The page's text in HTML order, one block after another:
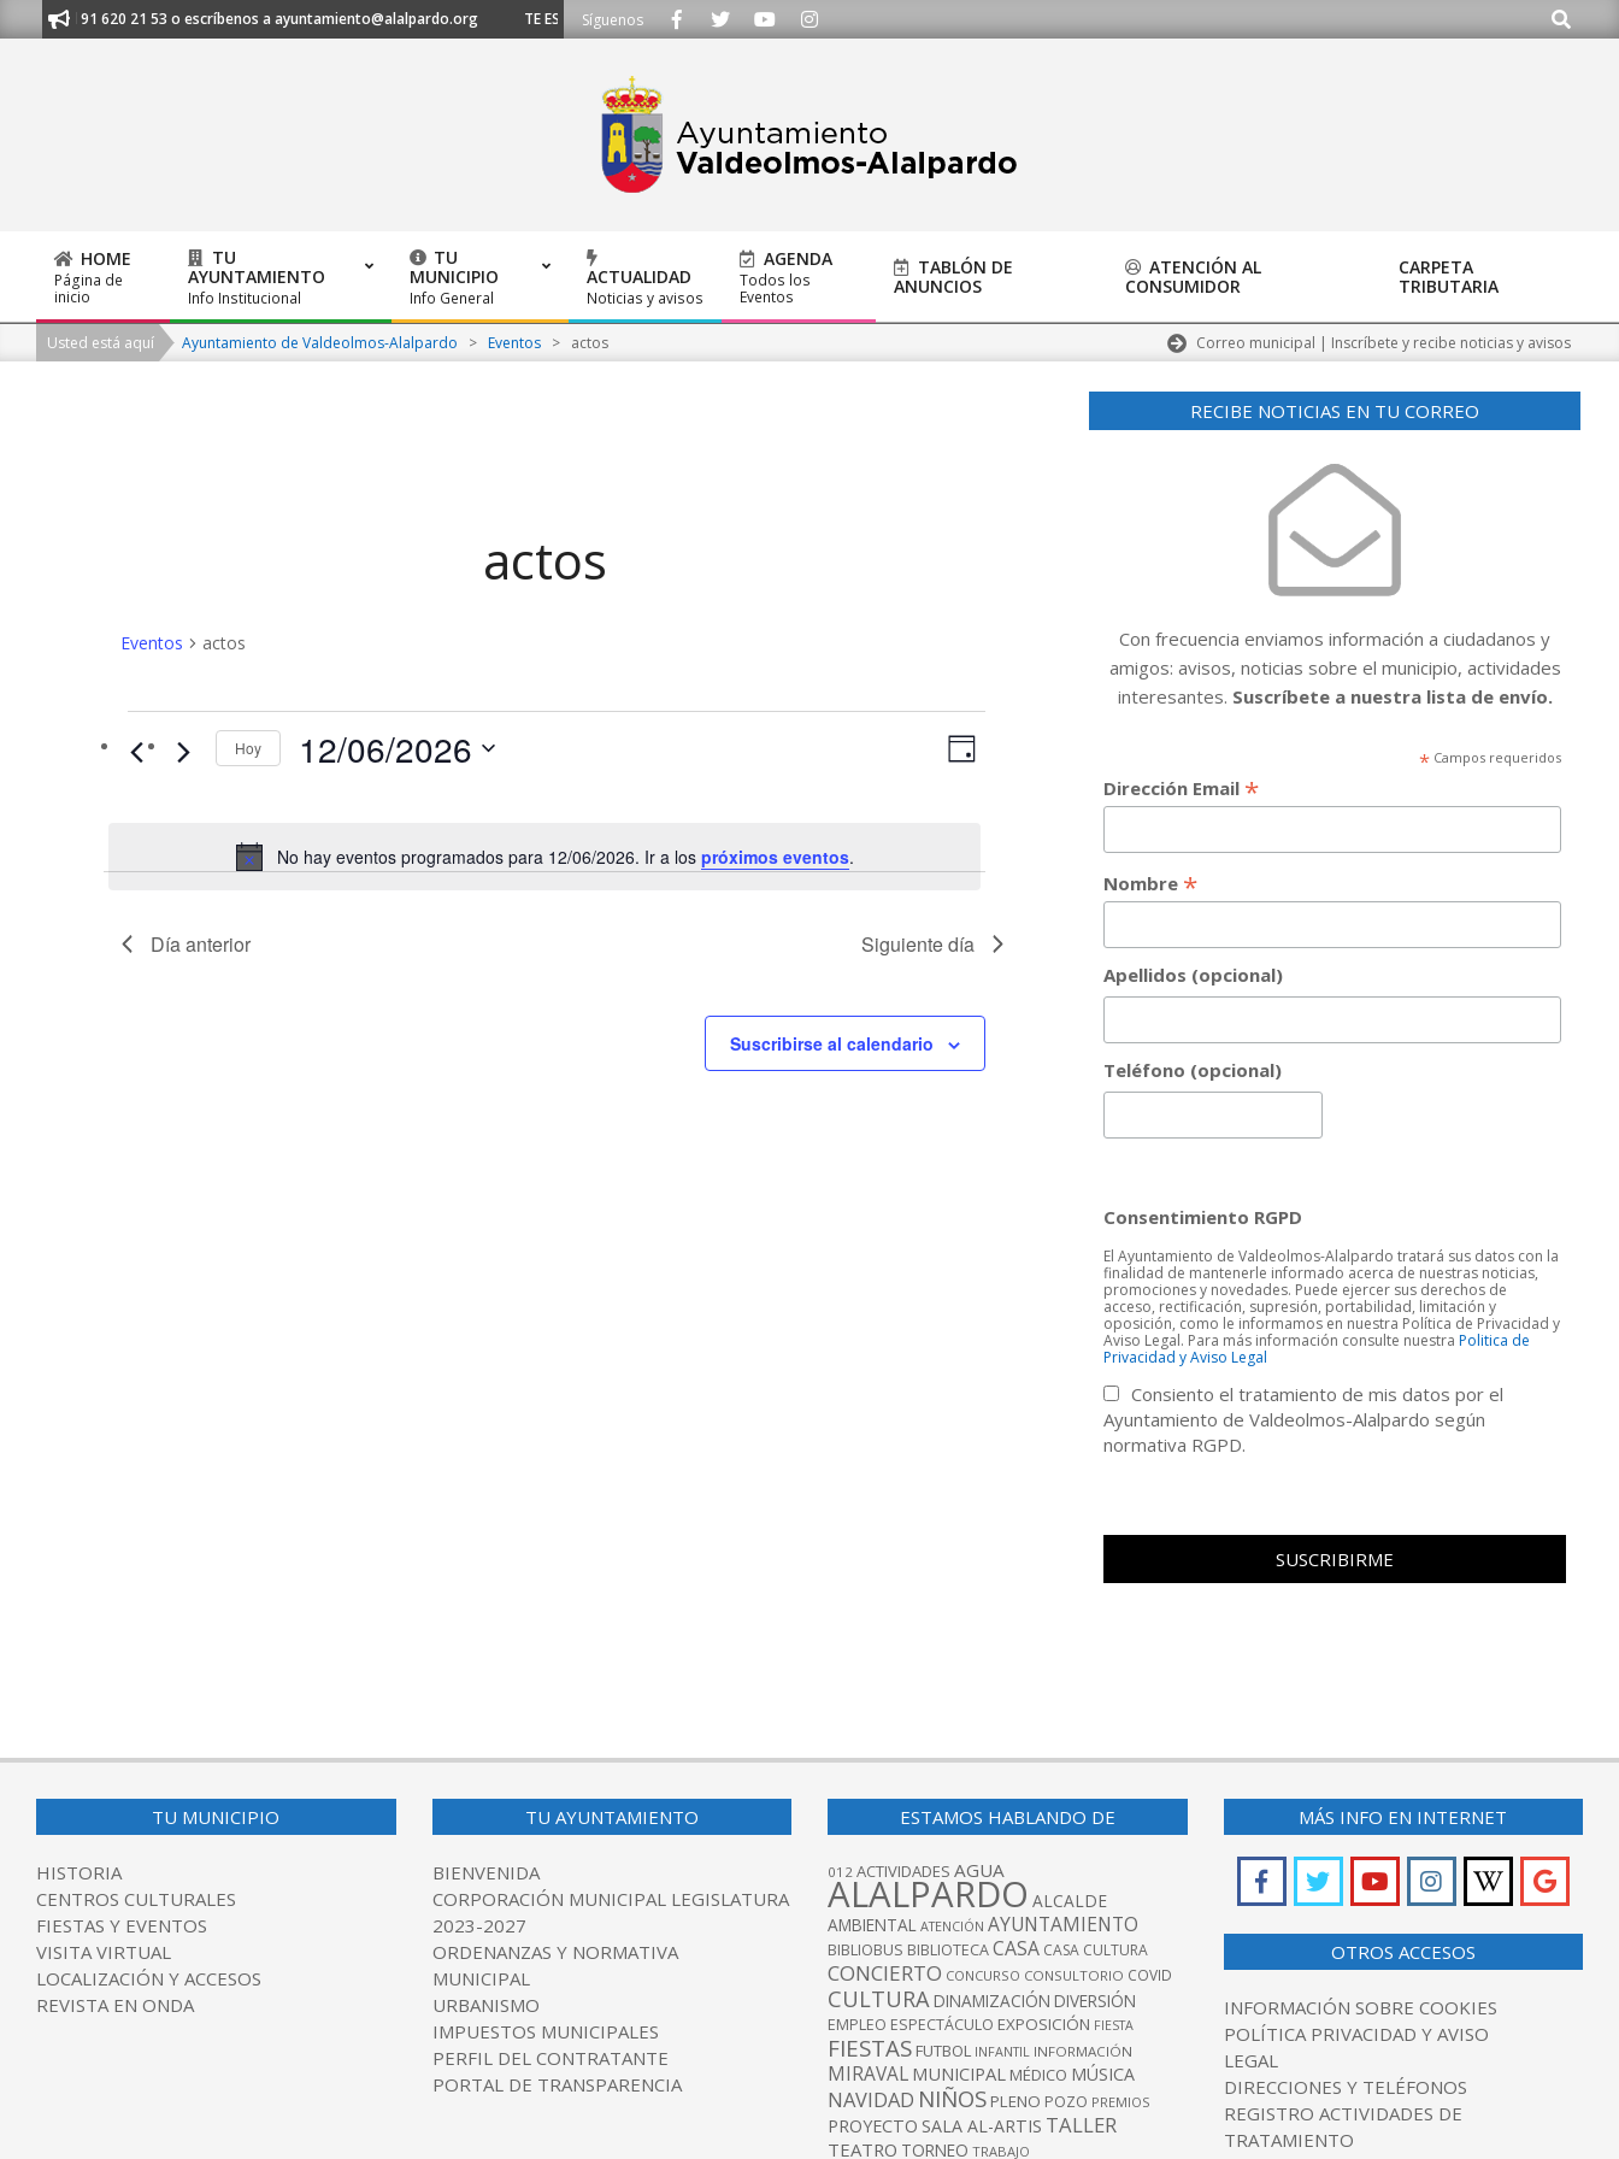
to
al 91 620 21 53 o escríbenos a ayuntamiento@alalpardo.org TE ESCUCHAMOS - Llámanos al 91 620 21 53 o escríbenos a ayuntamiento@alalpardo.org
Síguenos Buscar
Primary
Navigation
Menu
HOME
Página de
inicio
TU
AYUNTAMIENTO
Info Institucional
TU
MUNICIPIO
Info General
ACTUALIDAD
Noticias y avisos
AGENDA
Todos los
Eventos
TABLÓN DE
ANUNCIOS
ATENCIÓN AL
CONSUMIDOR
CARPETA
TRIBUTARIA
Usted está aquí Ayuntamiento de Valdeolmos-Alalpardo > Eventos > actos Correo municipal | Inscríbete y recibe noticias y avisos
actos
Eventos actos
Eventos
en
Aviso
No hay eventos programados para 12/06/2026. Ir a los próximos eventos.
N
e
a
i
ó
N
a
g
i
n
Día
Hoy 12/06/2026
Día anterior Siguiente día
Suscribirse al calendario
RECIBE NOTICIAS EN TU CORREO
Con frecuencia enviamos información a ciudadanos y
amigos: avisos, noticias sobre el municipio, actividades
interesantes. Suscríbete a nuestra lista de envío.
* Campos requeridos
Dirección Email *
Nombre *
Apellidos (opcional)
Teléfono (opcional)
Consentimiento RGPD
El Ayuntamiento de Valdeolmos-Alalpardo tratará sus datos con la
finalidad de mantenerle informado acerca de nuestras noticias,
promociones y novedades. Puede ejercer sus derechos de
acceso, rectificación, supresión, portabilidad, limitación y
oposición, como le informamos en nuestra Política de Privacidad y
Aviso Legal. Para más información consulte nuestraPolitica de
Privacidad y Aviso Legal
Consiento el tratamiento de mis datos por el
Ayuntamiento de Valdeolmos-Alalpardo según
normativa RGPD.
TU MUNICIPIO
HISTORIA
CENTROS CULTURALES
FIESTAS Y EVENTOS
VISITA VIRTUAL
LOCALIZACIÓN Y ACCESOS
REVISTA EN ONDA
TU AYUNTAMIENTO
BIENVENIDA
CORPORACIÓN MUNICIPAL LEGISLATURA
2023-2027
ORDENANZAS Y NORMATIVA
MUNICIPAL
URBANISMO
IMPUESTOS MUNICIPALES
PERFIL DEL CONTRATANTE
PORTAL DE TRANSPARENCIA
ESTAMOS HABLANDO DE
012 ACTIVIDADES AGUA
ALALPARDO ALCALDE
AMBIENTAL ATENCIÓN AYUNTAMIENTO
BIBLIOBUS BIBLIOTECACASA CASA CULTURA
CONCIERTO CONCURSO CONSULTORIO COVID
CULTURA DINAMIZACIÓN DIVERSIÓN
EMPLEO ESPECTÁCULO EXPOSICIÓN FIESTA
FIESTAS FUTBOL INFANTIL INFORMACIÓN
MIRAVAL MUNICIPAL MÉDICO MÚSICA
NAVIDAD NIÑOS PLENO POZO PREMIOS
PROYECTO SALA AL-ARTIS TALLER
TEATRO TORNEO TRABAJO
MÁS INFO EN INTERNET
OTROS ACCESOS
INFORMACIÓN SOBRE COOKIES
POLÍTICA PRIVACIDAD Y AVISO
LEGAL
DIRECCIONES Y TELÉFONOS
REGISTRO ACTIVIDADES DE
TRATAMIENTO